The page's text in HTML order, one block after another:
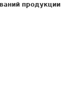
продукции